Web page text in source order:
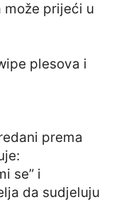
može prijeći u
plesova i
prema
se” i
da sudjeluju